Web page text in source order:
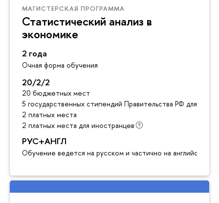
МАГИСТЕРСКАЯ ПРОГРАММА
Статистический анализ в
экономике
2 года
Очная форма обучения
20/2/2
20 бюджетных мест
5 государственных стипендий Правительства РФ для
2 платных места
2 платных места для иностранцев
РУС+АНГЛ
Обучение ведется на русском и частично на английском